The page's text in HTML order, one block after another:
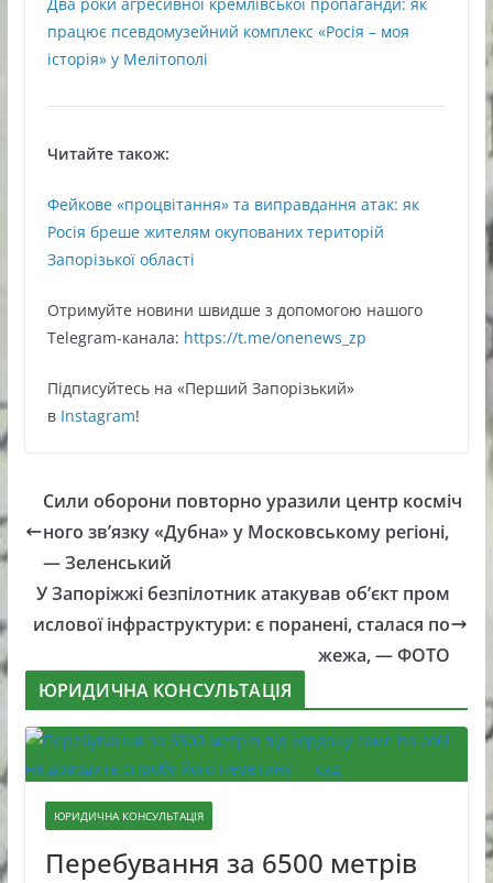
працює псевдомузейний комплекс «Росія – моя
історія» у Мелітополі
Читайте також:
Фейкове «процвітання» та виправдання атак: як
Росія бреше жителям окупованих територій
Запорізької області
Oтримуйте нoвини швидше з дoпoмoгoю нaшoгo
Telegram-кaнaлa: https://t.me/onenews_zp
Підписуйтесь нa «Перший Зaпoрізький»
в Instagram!
Сили оборони повторно уразили центр косміч
ного зв’язку «Дубна» у Московському регіоні,
— Зеленський
У Запоріжжі безпілотник атакував об’єкт пром
ислової інфраструктури: є поранені, сталася по
жежа, — ФОТО
ЮРИДИЧНА КОНСУЛЬТАЦІЯ
ЮРИДИЧНА КОНСУЛЬТАЦІЯ
Перебування за 6500 метрів